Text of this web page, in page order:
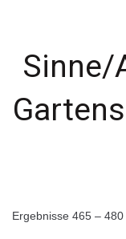
Sinne/
Ergebnisse 465 –